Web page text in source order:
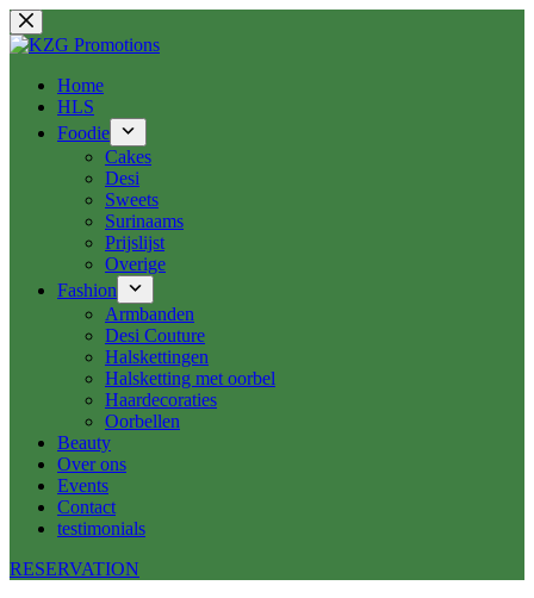
Ga
naar
inhoudHome
HLS
Foodie
Cakes
Desi
Sweets
Surinaams
Prijslijst
Overige
Fashion
Armbanden
Desi Couture
Halskettingen
Halsketting met oorbel
Haardecoraties
Oorbellen
Beauty
Over ons
Events
Contact
testimonials
RESERVATION